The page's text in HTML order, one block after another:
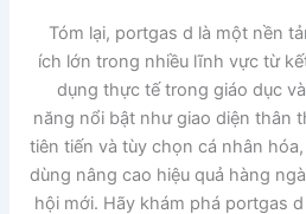
Tóm lại, portgas d là một nền
ích lớn trong nhiều lĩnh vực từ
dụng thực tế trong giáo dục
năng nổi bật như giao diện thân
tiên tiến và tùy chọn cá nhân
dùng nâng cao hiệu quả hàng
hội mới. Hãy khám phá portgas